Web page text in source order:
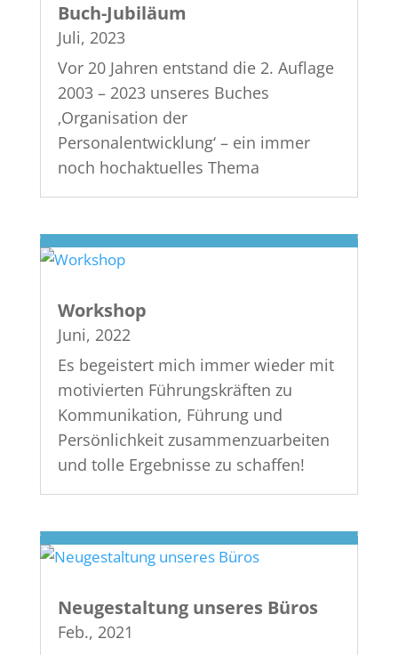
Buch-Jubiläum
Juli, 2023
Vor 20 Jahren entstand die 2. Auflage
2003 – 2023 unseres Buches
‚Organisation der
Personalentwicklung‘ – ein immer
noch hochaktuelles Thema
Workshop
Juni, 2022
Es begeistert mich immer wieder mit
motivierten Führungskräften zu
Kommunikation, Führung und
Persönlichkeit zusammenzuarbeiten
und tolle Ergebnisse zu schaffen!
Neugestaltung unseres Büros
Feb., 2021